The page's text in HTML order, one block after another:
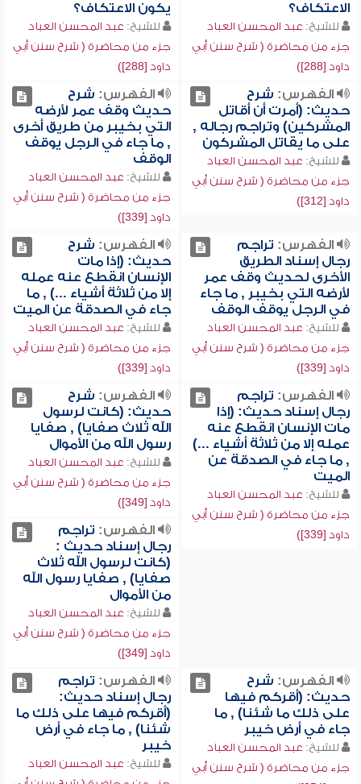
الاعتكاف؟
للشيخ: عبد المحسن العباد
جزء من محاضرة ( شرح سنن أبي
داود [288])
يكون الاعتكاف؟
للشيخ: عبد المحسن العباد
جزء من محاضرة ( شرح سنن أبي
داود [288])
الفهرس: شرح
حديث: (أمرت أن أقاتل
المشركين) وتراجم رجاله ,
على ما يقاتل المشركون
للشيخ: عبد المحسن العباد
جزء من محاضرة ( شرح سنن أبي
داود [312])
الفهرس: شرح
حديث وقف عمر لأرضه
التي بخيبر من طريق أخرى
, ما جاء في الرجل يوقف
الوقف
للشيخ: عبد المحسن العباد
جزء من محاضرة ( شرح سنن أبي
داود [339])
الفهرس: تراجم
رجال إسناد الطريق
الأخرى لحديث وقف عمر
لأرضه التي بخيبر , ما جاء
في الرجل يوقف الوقف
للشيخ: عبد المحسن العباد
جزء من محاضرة ( شرح سنن أبي
داود [339])
الفهرس: شرح
حديث: (إذا مات
الإنسان انقطع عنه عمله
إلا من ثلاثة أشياء ...) , ما
جاء في الصدقة عن الميت
للشيخ: عبد المحسن العباد
جزء من محاضرة ( شرح سنن أبي
داود [339])
الفهرس: تراجم
رجال إسناد حديث: (إذا
مات الإنسان انقطع عنه
عمله إلا من ثلاثة أشياء ...)
, ما جاء في الصدقة عن
الميت
للشيخ: عبد المحسن العباد
جزء من محاضرة ( شرح سنن أبي
داود [339])
الفهرس: شرح
حديث: (كانت لرسول
الله ثلاث صفايا) , صفايا
رسول الله من الأموال
للشيخ: عبد المحسن العباد
جزء من محاضرة ( شرح سنن أبي
داود [349])
الفهرس: تراجم
رجال إسناد حديث :
(كانت لرسول الله ثلاث
صفايا) , صفايا رسول الله
من الأموال
للشيخ: عبد المحسن العباد
جزء من محاضرة ( شرح سنن أبي
داود [349])
الفهرس: شرح
حديث: (أقركم فيها
على ذلك ما شئنا) , ما
جاء في أرض خيبر
للشيخ: عبد المحسن العباد
جزء من محاضرة ( شرح سنن أبي
الفهرس: تراجم
رجال إسناد حديث:
(أقركم فيها على ذلك ما
شئنا) , ما جاء في أرض
خيبر
للشيخ: عبد المحسن العباد